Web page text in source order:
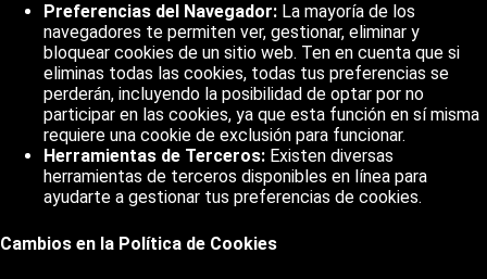
Preferencias del Navegador: La mayoría de los
navegadores te permiten ver, gestionar, eliminar y
bloquear cookies de un sitio web. Ten en cuenta que si
eliminas todas las cookies, todas tus preferencias se
perderán, incluyendo la posibilidad de optar por no
participar en las cookies, ya que esta función en sí misma
requiere una cookie de exclusión para funcionar.
Herramientas de Terceros: Existen diversas
herramientas de terceros disponibles en línea para
ayudarte a gestionar tus preferencias de cookies.
Cambios en la Política de Cookies